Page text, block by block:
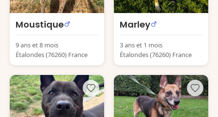
Moustique
9 ans et 8 mois
Étalondes (76260) France
Marley
3 ans et 1 mois
Étalondes (76260) France